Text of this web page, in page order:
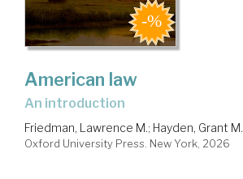
American law
an introduction
Friedman, Lawrence M.; Hayden, Grant M.
Oxford University Press. New York, 2026